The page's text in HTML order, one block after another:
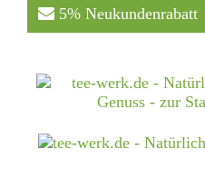
5% Neukundenrabatt